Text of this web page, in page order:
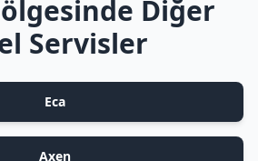
Diğer
Servisler
Eca
Axen